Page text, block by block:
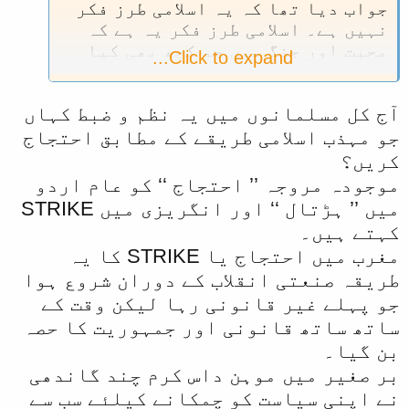
جواب دیا تھا کہ یہ اسلامی طرز فکر
نہیں ہے۔ اسلامی طرز فکر یہ ہے کہ
محبت اور جنگ میں جو کچھ بھی کیا
جائے، وہ سب جائز ہو۔
ہے۔ یہ حقیقت ہے کہ احتجاج ہمیشہ
”کمزور فریق“ کرتا ہے۔ جیسے
اپوزیشن، حکومت سے احتجاج کرتی
ہے۔ یا عوام الناس حکومتی طاقتور
افراد اور اداروں (کی پالیسیوں ،
احکام ، رویوں وغیرہ) کے خلاف
احتجاج کرتے ہیں۔
اسی طرح مسلم عوام بھی اسلام کے خلاف
کئے جانے والے اقدام کے خلاف بھی
احتجاج کرتے ہیں۔ عوام اس لئے
احتجاج کرتے ہیں کہ ان کے پاس
”طاقت“ نہیں ہوتی کے جن عناصر نے
اسلام کے کلاف کوئی کام کیا ہوتا ہے،
اسے بزور قوت روک سکیں یا اسے سزا
Click to expand...
آج کل مسلمانوں میں یہ نظم و ضبط کہاں
جو مہذب اسلامی طریقے کے مطابق احتجاج
کریں؟
موجودہ مروجہ ’’ احتجاج ‘‘ کو عام اردو
میں ’’ ہڑتال ‘‘ اور انگریزی میں STRIKE
کہتے ہیں۔
مغرب میں احتجاج یا STRIKE کا یہ
طریقہ صنعتی انقلاب کے دوران شروع ہوا
جو پہلے غیر قانونی رہا لیکن وقت کے
ساتھ ساتھ قانونی اور جمہوریت کا حصہ
بن گیا۔
بر صغیر میں موہن داس کرم چند گاندھی
نے اپنی سیاست کو چمکانے کیلئے سب سے